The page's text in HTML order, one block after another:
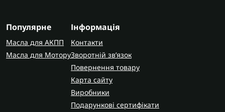
Популярне
Масла для АКПП
Масла для Мотору
Інформація
Контакти
Зворотній зв’язок
Повернення товару
Карта сайту
Виробники
Подарункові сертифікати